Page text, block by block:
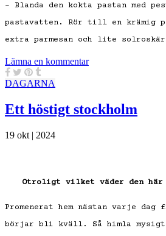
– Blanda den kokta pastan med
pastavatten. Rör till en krämig
extra parmesan och lite
Lämna en kommentar
DAGARNA
Ett höstigt stockholm
19 okt | 2024
Otroligt vilket väder den här
Promenerat hem nästan varje dag
börjar bli kväll. Så himla mysigt